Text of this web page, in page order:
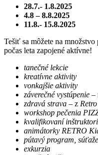
28.7.- 1.8.2025
4.8 – 8.8.2025
11.8.- 15.8.2025
Tešiť sa môžete na
počas leta zapojené aktívne!
tanečné lekcie
kreatívne aktivity
vonkajšie aktivity
záverečné vystúpenie –
zdravá strava – z
workshop pečenia
kvalifikovaní inštruktori
animátorky RETRO
pútavý program, súťaže
exkurzia